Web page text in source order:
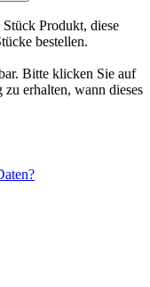
Produkt, diese
bestellen.
Bitte klicken Sie auf
erhalten, wann dieses